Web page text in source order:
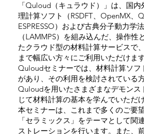
「Quloud（キュラウド）
」は、国
理計算ソフト（RSDFT、OpenMX、
ESPRESSO）および古典分子動力学
（LAMMPS）を組み込んだ、操作性
たクラウド型の材料計算サービスで
まで幅広い方々にご利用いただけます
Quloudセミナーでは、材料計算ソフ
があり、その利用を検討されている
Quloudを用いたさまざまなデモンス
じて材料計算の基本を学んでいただけ
本セミナーは、これまで多くのご要
「セラミックス」をテーマとして関
ストレーションを行います。また、